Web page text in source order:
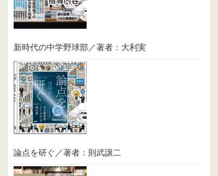
新時代の中学野球部／著者：大利実
論点を研ぐ／著者：則武譲二